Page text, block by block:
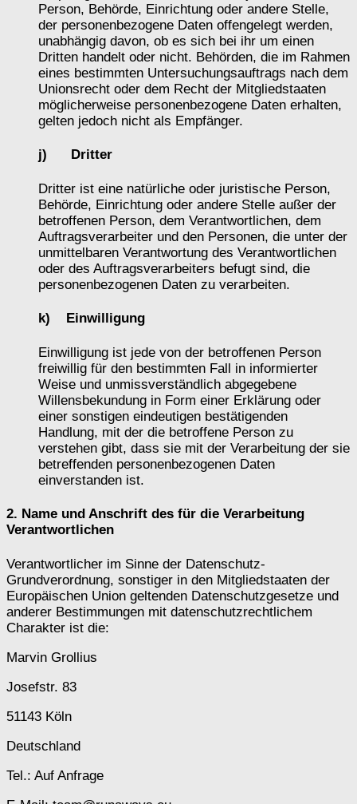
Person, Behörde, Einrichtung oder andere Stelle,
der personenbezogene Daten offengelegt werden,
unabhängig davon, ob es sich bei ihr um einen
Dritten handelt oder nicht. Behörden, die im Rahmen
eines bestimmten Untersuchungsauftrags nach dem
Unionsrecht oder dem Recht der Mitgliedstaaten
möglicherweise personenbezogene Daten erhalten,
gelten jedoch nicht als Empfänger.
j) Dritter
Dritter ist eine natürliche oder juristische Person,
Behörde, Einrichtung oder andere Stelle außer der
betroffenen Person, dem Verantwortlichen, dem
Auftragsverarbeiter und den Personen, die unter der
unmittelbaren Verantwortung des Verantwortlichen
oder des Auftragsverarbeiters befugt sind, die
personenbezogenen Daten zu verarbeiten.
k) Einwilligung
Einwilligung ist jede von der betroffenen Person
freiwillig für den bestimmten Fall in informierter
Weise und unmissverständlich abgegebene
Willensbekundung in Form einer Erklärung oder
einer sonstigen eindeutigen bestätigenden
Handlung, mit der die betroffene Person zu
verstehen gibt, dass sie mit der Verarbeitung der sie
betreffenden personenbezogenen Daten
einverstanden ist.
2. Name und Anschrift des für die Verarbeitung
Verantwortlichen
Verantwortlicher im Sinne der Datenschutz-
Grundverordnung, sonstiger in den Mitgliedstaaten der
Europäischen Union geltenden Datenschutzgesetze und
anderer Bestimmungen mit datenschutzrechtlichem
Charakter ist die:
Marvin Grollius
Josefstr. 83
51143 Köln
Deutschland
Tel.: Auf Anfrage